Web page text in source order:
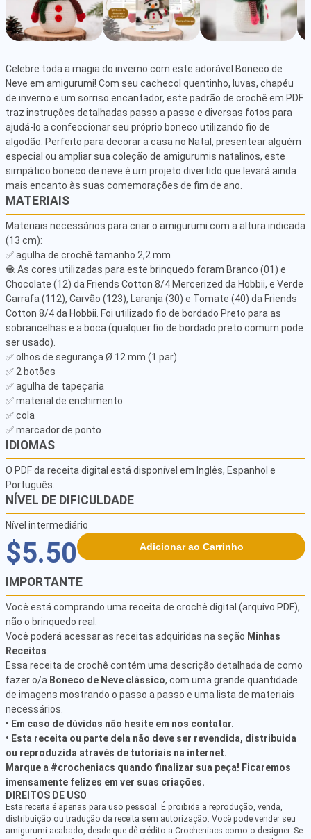
Celebre toda a magia do inverno com este adorável Boneco de
Neve em amigurumi! Com seu cachecol quentinho, luvas, chapéu
de inverno e um sorriso encantador, este padrão de crochê em PDF
traz instruções detalhadas passo a passo e diversas fotos para
ajudá-lo a confeccionar seu próprio boneco utilizando fio de
algodão. Perfeito para decorar a casa no Natal, presentear alguém
especial ou ampliar sua coleção de amigurumis natalinos, este
simpático boneco de neve é um projeto divertido que levará ainda
mais encanto às suas comemorações de fim de ano.
MATERIAIS
Materiais necessários para criar o amigurumi com a altura indicada
(13 cm):
✅ agulha de crochê tamanho 2,2 mm
🧶 As cores utilizadas para este brinquedo foram Branco (01) e
Chocolate (12) da Friends Cotton 8/4 Mercerized da Hobbii, e Verde
Garrafa (112), Carvão (123), Laranja (30) e Tomate (40) da Friends
Cotton 8/4 da Hobbii. Foi utilizado fio de bordado Preto para as
sobrancelhas e a boca (qualquer fio de bordado preto comum pode
ser usado).
✅ olhos de segurança Ø 12 mm (1 par)
✅ 2 botões
✅ agulha de tapeçaria
✅ material de enchimento
✅ cola
✅ marcador de ponto
IDIOMAS
O PDF da receita digital está disponível em Inglês, Espanhol e
Português.
NÍVEL DE DIFICULDADE
Nível intermediário
$5.50 Adicionar ao Carrinho
IMPORTANTE
Você está comprando uma receita de crochê digital (arquivo PDF),
não o brinquedo real.
Você poderá acessar as receitas adquiridas na seção Minhas
Receitas
Essa receita de crochê contém uma descrição detalhada de como
fazer o/a Boneco de Neve clássico, com uma grande quantidade
de imagens mostrando o passo a passo e uma lista de materiais
necessários.
• Em caso de dúvidas não hesite em nos contatar.
• Esta receita ou parte dela não deve ser revendida, distribuida
ou reproduzida através de tutoriais na internet.
Marque a #crocheniacs quando finalizar sua peça! Ficaremos
imensamente felizes em ver suas criações.
DIREITOS DE USO
Esta receita é apenas para uso pessoal. É proibida a reprodução, venda,
distribuição ou tradução da receita sem autorização. Você pode vender seu
amigurumi acabado, desde que dê crédito a Crocheniacs como o designer. Se